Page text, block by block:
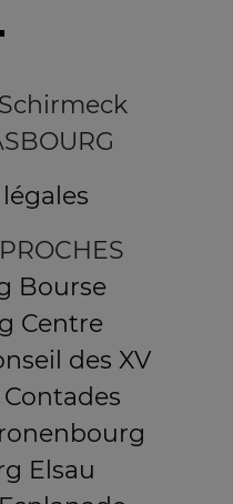
Bourse
Centre
des XV
Elsau